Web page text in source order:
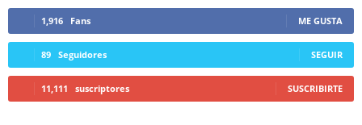
1,916 Fans ME GUSTA
89 Seguidores SEGUIR
11,111 suscriptores SUSCRIBIRTE